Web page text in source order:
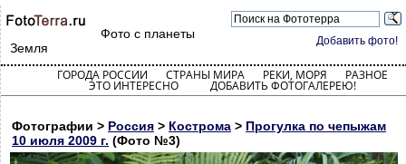
Добавить фото!
Фото с планеты
Земля
ГОРОДА РОССИИ СТРАНЫ МИРА РЕКИ, МОРЯ РАЗНОЕ
ЭТО ИНТЕРЕСНО ДОБАВИТЬ ФОТОГАЛЕРЕЮ!
Фотографии > Россия > Кострома > Прогулка по чепыжам
10 июля 2009 г. (Фото №3)